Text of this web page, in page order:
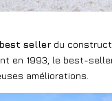
seller du
en 1993, le best-
améliorations.